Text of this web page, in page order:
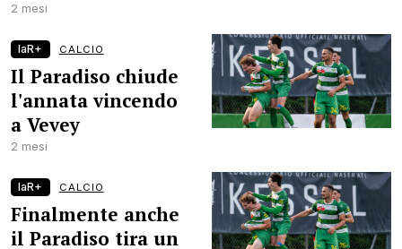
2 mesi
laR+ CALCIO
Il Paradiso chiude
l'annata vincendo
a Vevey
2 mesi
laR+ CALCIO
Finalmente anche
il Paradiso tira un